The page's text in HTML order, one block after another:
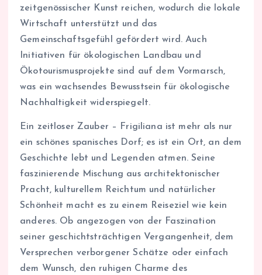
zeitgenössischer Kunst reichen, wodurch die lokale
Wirtschaft unterstützt und das
Gemeinschaftsgefühl gefördert wird. Auch
Initiativen für ökologischen Landbau und
Ökotourismusprojekte sind auf dem Vormarsch,
was ein wachsendes Bewusstsein für ökologische
Nachhaltigkeit widerspiegelt.
Ein zeitloser Zauber – Frigiliana ist mehr als nur
ein schönes spanisches Dorf; es ist ein Ort, an dem
Geschichte lebt und Legenden atmen. Seine
faszinierende Mischung aus architektonischer
Pracht, kulturellem Reichtum und natürlicher
Schönheit macht es zu einem Reiseziel wie kein
anderes. Ob angezogen von der Faszination
seiner geschichtsträchtigen Vergangenheit, dem
Versprechen verborgener Schätze oder einfach
dem Wunsch, den ruhigen Charme des